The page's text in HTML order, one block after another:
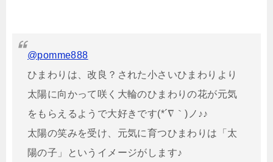
@pomme888
ひまわりは、改良？された小さいひまわりより
太陽に向かって咲く大輪のひまわりの花が元気
をもらえるようで大好きです(*´∇｀)ノ♪♪
太陽の笑みを受け、元気に育つひまわりは「太
陽の子」というイメージがします♪